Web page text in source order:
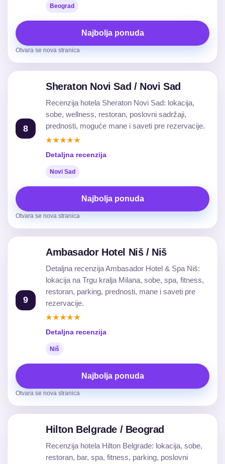
Beograd
Najbolja ponuda
Otvara se nova stranica
8
Sheraton Novi Sad / Novi Sad
Recenzija hotela Sheraton Novi Sad: lokacija,
sobe, wellness, restoran, poslovni sadržaji,
prednosti, moguće mane i saveti pre rezervacije.
★★★★★
Detaljna recenzija
Novi Sad
Najbolja ponuda
Otvara se nova stranica
9
Ambasador Hotel Niš / Niš
Detaljna recenzija Ambasador Hotel & Spa Niš:
lokacija na Trgu kralja Milana, sobe, spa, fitness,
restoran, parking, prednosti, mane i saveti pre
rezervacije.
★★★★★
Detaljna recenzija
Niš
Najbolja ponuda
Otvara se nova stranica
Hilton Belgrade / Beograd
Recenzija hotela Hilton Belgrade: lokacija, sobe,
restoran, bar, spa, fitness, parking, poslovni